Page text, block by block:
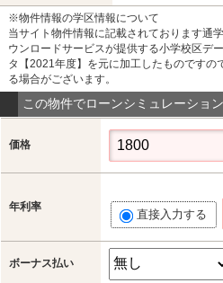
※物件情報の学区情報について
当サイト物件情報に記載されております通
ウンロードサービスが提供する小学校区デ
タ【2021年度】を元に加工したものですの
る場合がございます。
この物件でローンシミュレーショ
価格
年利率
直接入力する
ボーナス払い